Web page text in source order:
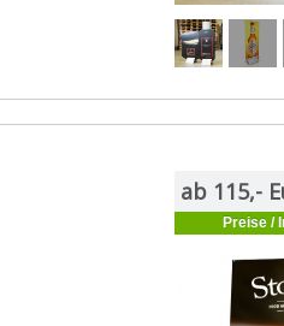
ab 115,-
Preise /